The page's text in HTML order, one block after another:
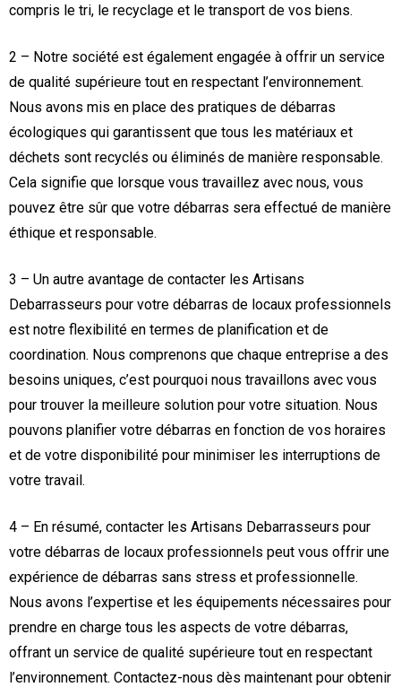
compris le tri, le recyclage et le transport de vos biens.
2 – Notre société est également engagée à offrir un service
de qualité supérieure tout en respectant l’environnement.
Nous avons mis en place des pratiques de débarras
écologiques qui garantissent que tous les matériaux et
déchets sont recyclés ou éliminés de manière responsable.
Cela signifie que lorsque vous travaillez avec nous, vous
pouvez être sûr que votre débarras sera effectué de manière
éthique et responsable.
3 – Un autre avantage de contacter les Artisans
Debarrasseurs pour votre débarras de locaux professionnels
est notre flexibilité en termes de planification et de
coordination. Nous comprenons que chaque entreprise a des
besoins uniques, c’est pourquoi nous travaillons avec vous
pour trouver la meilleure solution pour votre situation. Nous
pouvons planifier votre débarras en fonction de vos horaires
et de votre disponibilité pour minimiser les interruptions de
votre travail.
4 – En résumé, contacter les Artisans Debarrasseurs pour
votre débarras de locaux professionnels peut vous offrir une
expérience de débarras sans stress et professionnelle.
Nous avons l’expertise et les équipements nécessaires pour
prendre en charge tous les aspects de votre débarras,
offrant un service de qualité supérieure tout en respectant
l’environnement. Contactez-nous dès maintenant pour obtenir